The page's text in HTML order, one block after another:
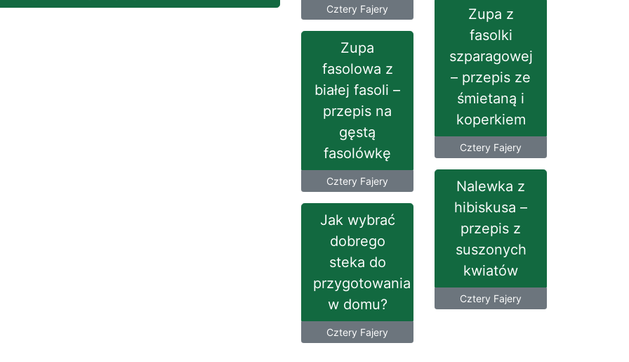
Cztery Fajery
Zupa z
fasolki
szparagowej
– przepis ze
śmietaną i
koperkiem
Cztery Fajery
Zupa
fasolowa z
białej fasoli –
przepis na
gęstą
fasolówkę
Cztery Fajery
Nalewka z
hibiskusa –
przepis z
suszonych
kwiatów
Cztery Fajery
Jak wybrać
dobrego
steka do
przygotowania
w domu?
Cztery Fajery